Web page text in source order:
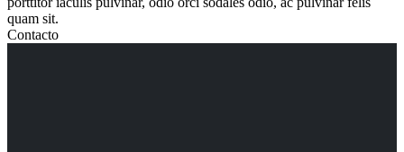
quam sit.
Contacto